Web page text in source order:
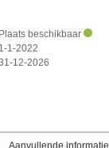
Plaats beschikbaar
1-1-2022
12-2026
Aanvullende informatie